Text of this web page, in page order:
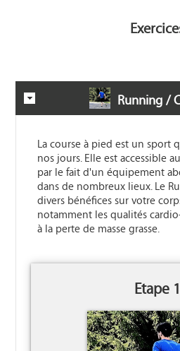
Running /
La course à pied est un sport
nos jours. Elle est accessible
par le fait d'un équipement
dans de nombreux lieux. Le
divers bénéfices sur votre
notamment les qualités
à la perte de masse grasse.
Etape 1